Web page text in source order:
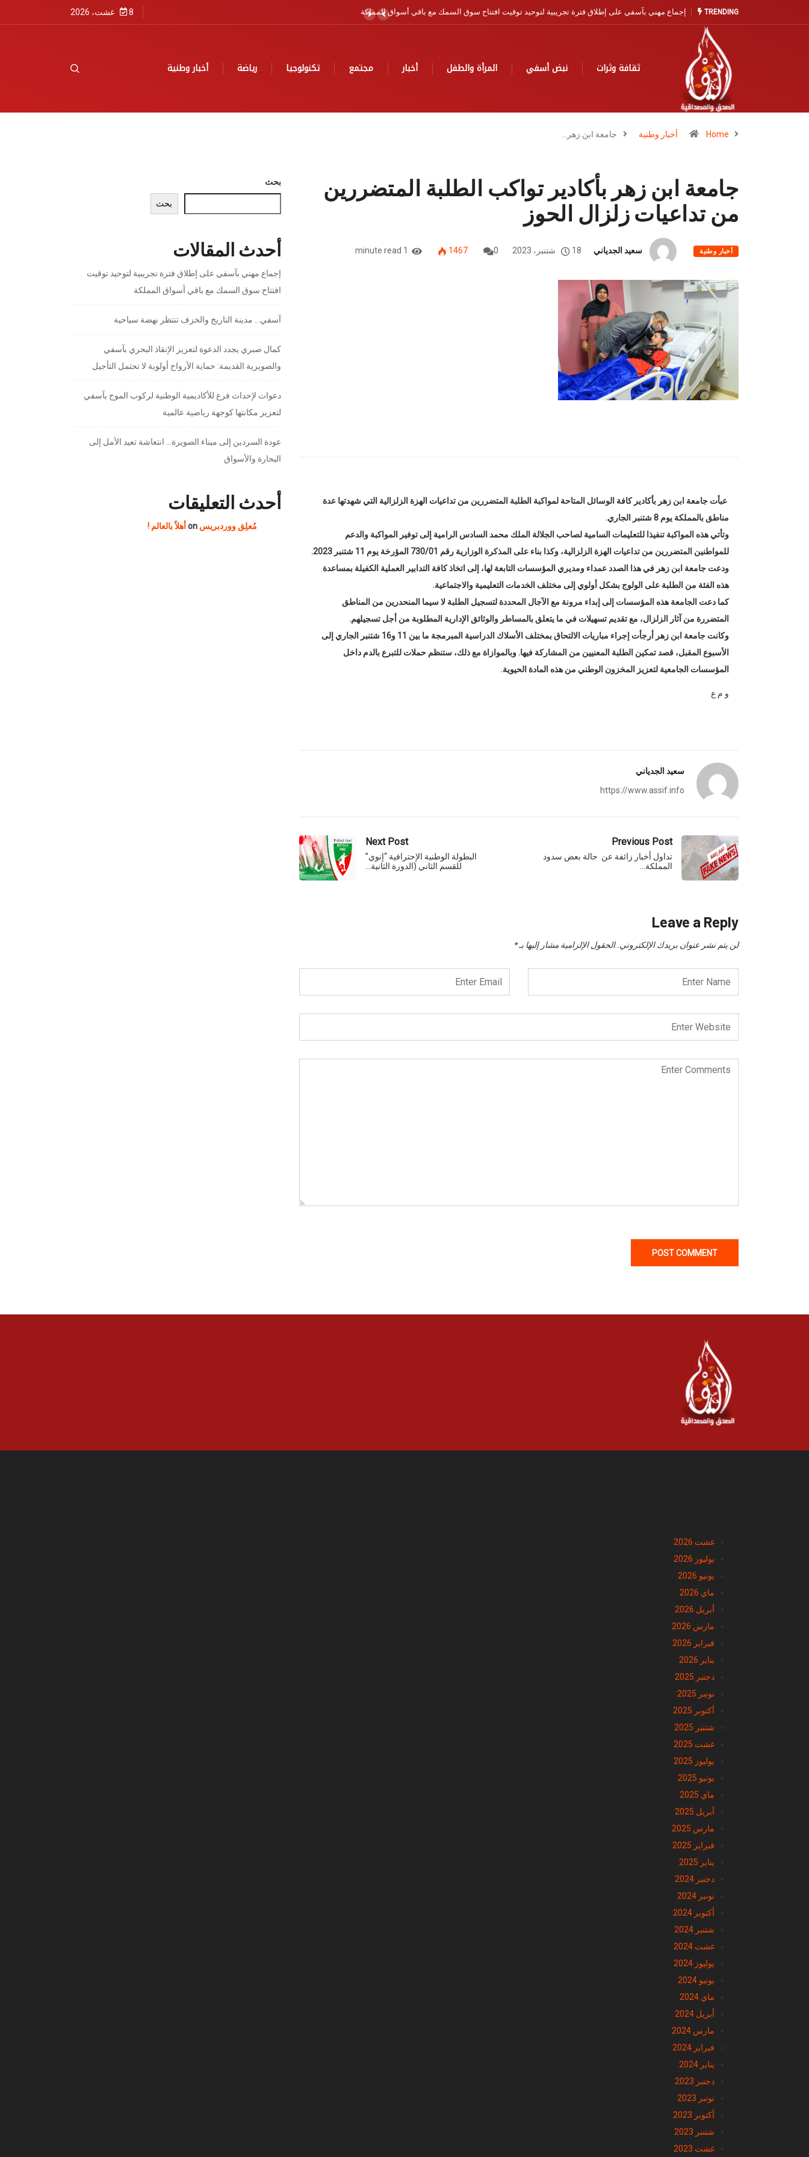
TRENDING
سوق السمك مع باقي أسواق المملكة آسفي… مدينة التاريخ والخزف تنتظر نهضة سياحية 8 غشت، 2026
ثقافة وثرات نبض أسفي المرأة والطفل أخبار مجتمع تكنولوجيا رياضة أخبار وطنية
Home أخبار وطنية جامعة ابن زهر…
جامعة ابن زهر بأكادير تواكب الطلبة المتضررين
من تداعيات زلزال الحوز
أخبار وطنية سعيد الجدياني 18 شتنبر، 2023 0
1467
1 minute read
عبأت جامعة ابن زهر بأكادير كافة الوسائل المتاحة لمواكبة الطلبة المتضررين من تداعيات الهزة الزلزالية التي شهدتها عدة
مناطق بالمملكة يوم 8 شتنبر الجاري.
وتأتي هذه المواكبة تنفيذا للتعليمات السامية لصاحب الجلالة الملك محمد السادس الرامية إلى توفير المواكبة والدعم
للمواطنين المتضررين من تداعيات الهزة الزلزالية، وكذا بناء على المذكرة الوزارية رقم 730/01 المؤرخة يوم 11 شتنبر 2023.
ودعت جامعة ابن زهر في هذا الصدد عمداء ومديري المؤسسات التابعة لها، إلى اتخاذ كافة التدابير العملية الكفيلة بمساعدة
هذه الفئة من الطلبة على الولوج بشكل أولوي إلى مختلف الخدمات التعليمية والاجتماعية.
كما دعت الجامعة هذه المؤسسات إلى إبداء مرونة مع الآجال المحددة لتسجيل الطلبة لا سيما المنحدرين من المناطق
المتضررة من آثار الزلزال، مع تقديم تسهيلات في ما يتعلق بالمساطر والوثائق الإدارية المطلوبة من أجل تسجيلهم.
وكانت جامعة ابن زهر أرجأت إجراء مباريات الالتحاق بمختلف الأسلاك الدراسية المبرمجة ما بين 11 و16 شتنبر الجاري إلى
الأسبوع المقبل، قصد تمكين الطلبة المعنيين من المشاركة فيها. وبالموازاة مع ذلك، ستنظم حملات للتبرع بالدم داخل
المؤسسات الجامعية لتعزيز المخزون الوطني من هذه المادة الحيوية.
و م ع
سعيد الجدياني
https://www.assif.info
Previous Post
تداول أخبار زائفة عن حالة بعض سدود
المملكة…
Next Post
البطولة الوطنية الإحترافية “إنوي”
للقسم الثاني (الدورة الثانية…
Leave a Reply
لن يتم نشر عنوان بريدك الإلكتروني. الحقول الإلزامية مشار إليها بـ*
بحث
بحث
أحدث المقالات
إجماع مهني بآسفي على إطلاق فترة تجريبية لتوحيد توقيت
افتتاح سوق السمك مع باقي أسواق المملكة
آسفي… مدينة التاريخ والخزف تنتظر نهضة سياحية
كمال صبري يجدد الدعوة لتعزيز الإنقاذ البحري بآسفي
والصويرية القديمة: حماية الأرواح أولوية لا تحتمل التأجيل
دعوات لإحداث فرع للأكاديمية الوطنية لركوب الموج بآسفي
لتعزيز مكانتها كوجهة رياضية عالمية
عودة السردين إلى ميناء الصويرة… انتعاشة تعيد الأمل إلى
البحارة والأسواق
أحدث التعليقات
مُعلِق ووردبريس أهلاً بالعالم !
غشت 2026
يوليوز 2026
يونيو 2026
ماي 2026
أبريل 2026
مارس 2026
فبراير 2026
يناير 2026
دجنبر 2025
نونبر 2025
أكتوبر 2025
شتنبر 2025
غشت 2025
يوليوز 2025
يونيو 2025
ماي 2025
أبريل 2025
مارس 2025
فبراير 2025
يناير 2025
دجنبر 2024
نونبر 2024
أكتوبر 2024
شتنبر 2024
غشت 2024
يوليوز 2024
يونيو 2024
ماي 2024
أبريل 2024
مارس 2024
فبراير 2024
يناير 2024
دجنبر 2023
نونبر 2023
أكتوبر 2023
شتنبر 2023
غشت 2023